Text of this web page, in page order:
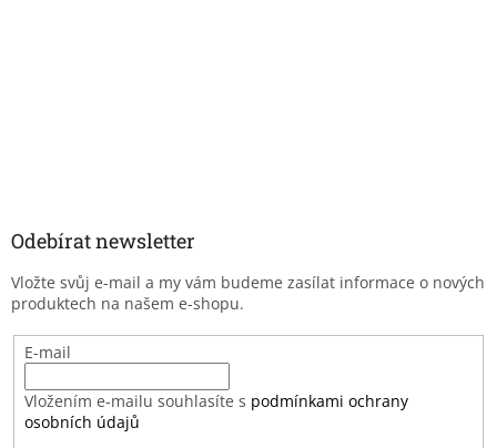
Odebírat newsletter
Vložte svůj e-mail a my vám budeme zasílat informace o nových
produktech na našem e-shopu.
E-mail
Vložením e-mailu souhlasíte s podmínkami ochrany
osobních údajů